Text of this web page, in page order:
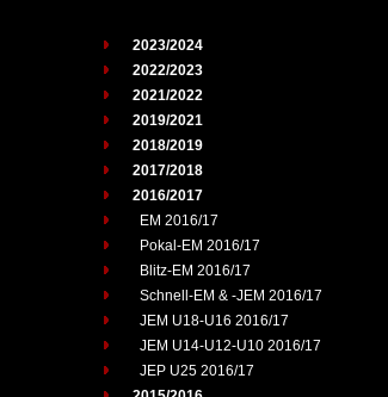
2023/2024
2022/2023
2021/2022
2019/2021
2018/2019
2017/2018
2016/2017
EM 2016/17
Pokal-EM 2016/17
Blitz-EM 2016/17
Schnell-EM & -JEM 2016/17
JEM U18-U16 2016/17
JEM U14-U12-U10 2016/17
JEP U25 2016/17